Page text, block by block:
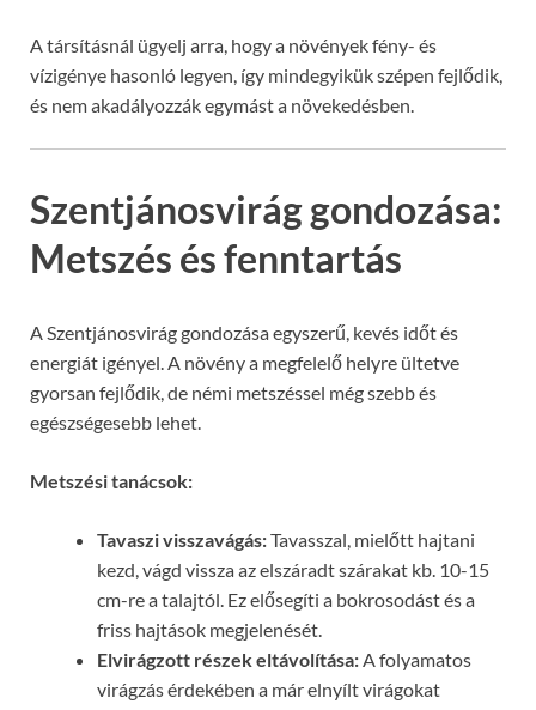
A társításnál ügyelj arra, hogy a növények fény- és
vízigénye hasonló legyen, így mindegyikük szépen fejlődik,
és nem akadályozzák egymást a növekedésben.
Szentjánosvirág gondozása:
Metszés és fenntartás
A Szentjánosvirág gondozása egyszerű, kevés időt és
energiát igényel. A növény a megfelelő helyre ültetve
gyorsan fejlődik, de némi metszéssel még szebb és
egészségesebb lehet.
Metszési tanácsok:
Tavaszi visszavágás:Tavasszal, mielőtt hajtani
kezd, vágd vissza az elszáradt szárakat kb. 10-15
cm-re a talajtól. Ez elősegíti a bokrosodást és a
friss hajtások megjelenését.
Elvirágzott részek eltávolítása:A folyamatos
virágzás érdekében a már elnyílt virágokat